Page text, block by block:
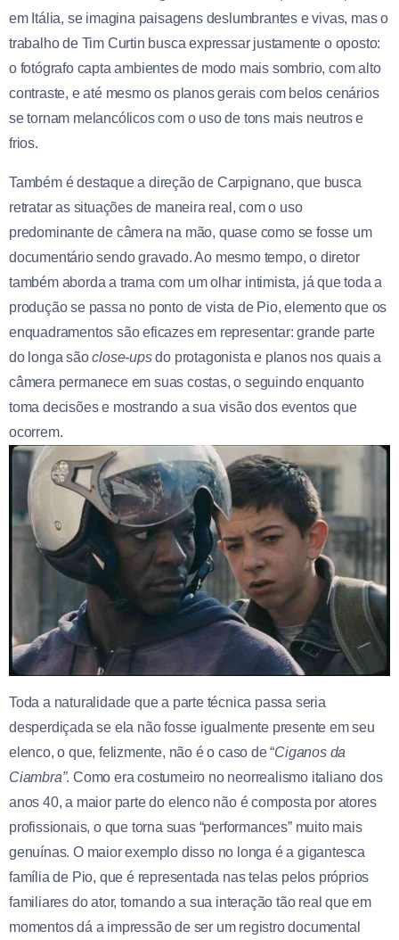
em Itália, se imagina paisagens deslumbrantes e vivas, mas o
trabalho de Tim Curtin busca expressar justamente o oposto:
o fotógrafo capta ambientes de modo mais sombrio, com alto
contraste, e até mesmo os planos gerais com belos cenários
se tornam melancólicos com o uso de tons mais neutros e
frios.
Também é destaque a direção de Carpignano, que busca
retratar as situações de maneira real, com o uso
predominante de câmera na mão, quase como se fosse um
documentário sendo gravado. Ao mesmo tempo, o diretor
também aborda a trama com um olhar intimista, já que toda a
produção se passa no ponto de vista de Pio, elemento que os
enquadramentos são eficazes em representar: grande parte
do longa sãoclose-upsdo protagonista e planos nos quais a
câmera permanece em suas costas, o seguindo enquanto
toma decisões e mostrando a sua visão dos eventos que
ocorrem.
Toda a naturalidade que a parte técnica passa seria
desperdiçada se ela não fosse igualmente presente em seu
elenco, o que, felizmente, não é o caso de “Ciganos da
Ciambra”. Como era costumeiro no neorrealismo italiano dos
anos 40, a maior parte do elenco não é composta por atores
profissionais, o que torna suas “performances” muito mais
genuínas. O maior exemplo disso no longa é a gigantesca
família de Pio, que é representada nas telas pelos próprios
familiares do ator, tornando a sua interação tão real que em
momentos dá a impressão de ser um registro documental